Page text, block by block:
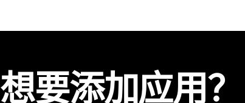
想要添加应用？